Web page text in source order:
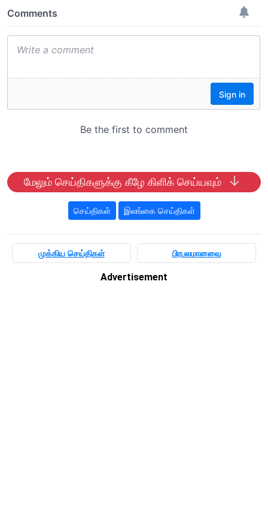
மேலும் செய்திகளுக்கு கீழே கிளிக் செய்யவும்
செய்திகள் இலங்கை செய்திகள்
முக்கிய செய்திகள் பிரபலமானவை
Advertisement